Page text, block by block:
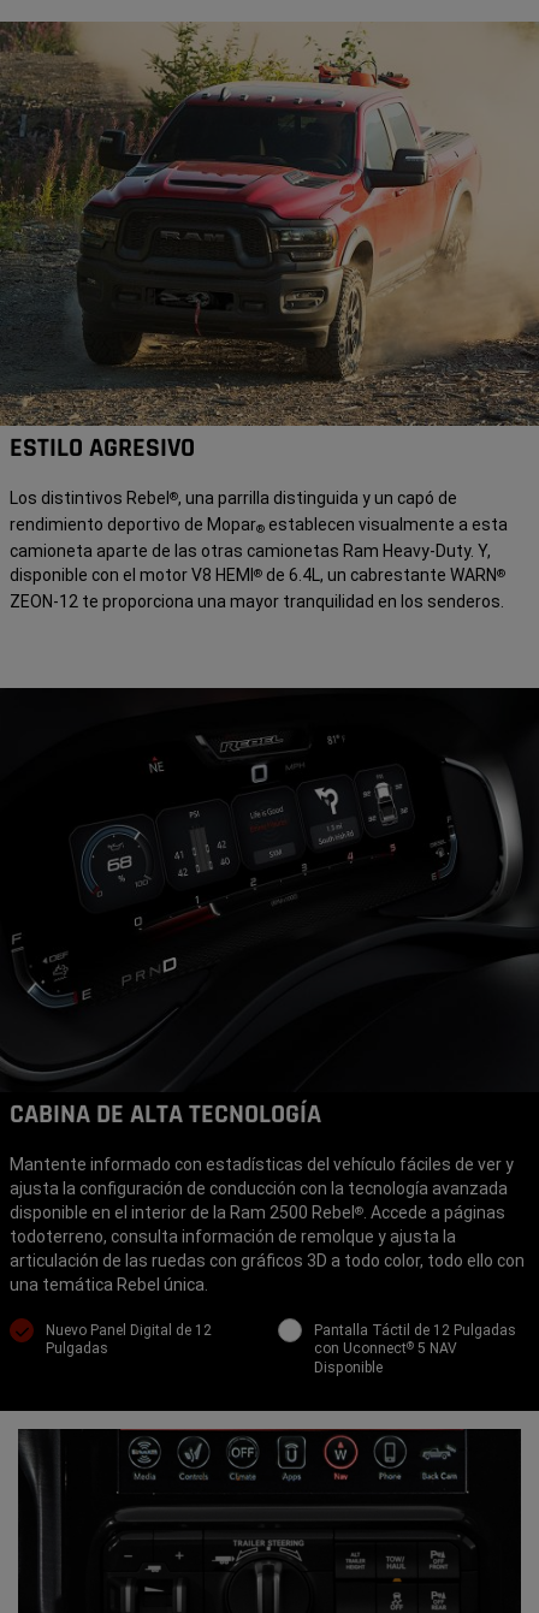
ESTILO AGRESIVO
Los distintivos Rebel®, una parrilla distinguida y un capó de
rendimiento deportivo de Mopar® establecen visualmente a esta
camioneta aparte de las otras camionetas Ram Heavy-Duty. Y,
disponible con el motor V8 HEMI® de 6.4L, un cabrestante WARN®
ZEON-12 te proporciona una mayor tranquilidad en los senderos.
CABINA DE ALTA TECNOLOGÍA
Mantente informado con estadísticas del vehículo fáciles de ver y
ajusta la configuración de conducción con la tecnología avanzada
disponible en el interior de la Ram 2500 Rebel® . Accede a páginas
todoterreno, consulta información de remolque y ajusta la
articulación de las ruedas con gráficos 3D a todo color, todo ello con
una temática Rebel única.
Nuevo Panel Digital de 12
Pulgadas
Pantalla Táctil de 12 Pulgadas
con Uconnect® 5 NAV
Disponible